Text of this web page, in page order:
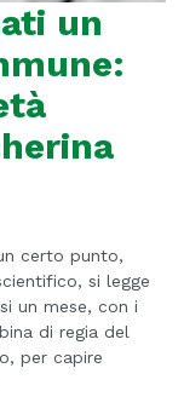
un
certo punto,
si legge
un mese, con i
di regia del
per capire